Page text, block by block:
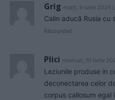
Grig marți, 9 iunie 2026
Calin aducă Rusia cu
Răspundeți
Plici miercuri, 10 iunie
Leziunile produse in
deconectarea celor
corpus callosum egal